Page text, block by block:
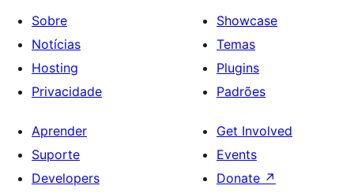
Sobre
Notícias
Hosting
Privacidade
Showcase
Temas
Plugins
Padrões
Aprender
Suporte
Developers
Get Involved
Events
Donate ↗